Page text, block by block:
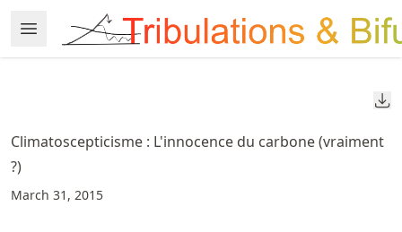
to
article
to
content
Open Menu
Made with MyST
Climatoscepticisme : L'innocence du carbone (vraiment
?)
March 31, 2015